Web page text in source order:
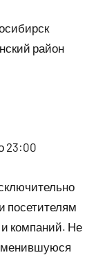
район
23:00
посетителям
компаний. Не